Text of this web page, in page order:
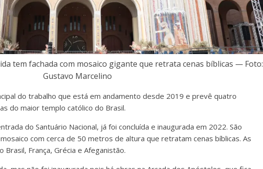
tem fachada com mosaico gigante que retrata cenas bíblicas — Foto:
Gustavo Marcelino
do trabalho que está em andamento desde 2019 e prevê quatro
do maior templo católico do Brasil.
do Santuário Nacional, já foi concluída e inaugurada em 2022. São
com cerca de 50 metros de altura que retratam cenas bíblicas. As
França, Grécia e Afeganistão.